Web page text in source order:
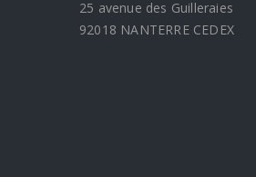
25 avenue des Guilleraies
92018 NANTERRE CEDEX